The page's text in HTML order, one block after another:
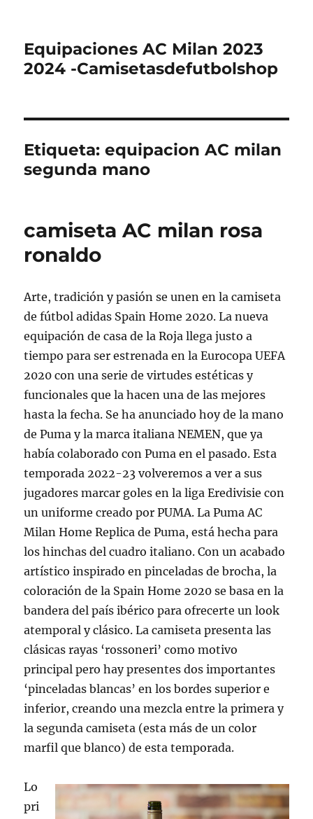
Equipaciones AC Milan 2023
2024 -Camisetasdefutbolshop
Etiqueta:equipacion AC milan
segunda mano
camiseta AC milan rosa
ronaldo
Arte, tradición y pasión se unen en la camiseta
de fútbol adidas Spain Home 2020. La nueva
equipación de casa de la Roja llega justo a
tiempo para ser estrenada en la Eurocopa UEFA
2020 con una serie de virtudes estéticas y
funcionales que la hacen una de las mejores
hasta la fecha. Se ha anunciado hoy de la mano
de Puma y la marca italiana NEMEN, que ya
había colaborado con Puma en el pasado. Esta
temporada 2022-23 volveremos a ver a sus
jugadores marcar goles en la liga Eredivisie con
un uniforme creado por PUMA. La Puma AC
Milan Home Replica de Puma, está hecha para
los hinchas del cuadro italiano. Con un acabado
artístico inspirado en pinceladas de brocha, la
coloración de la Spain Home 2020 se basa en la
bandera del país ibérico para ofrecerte un look
atemporal y clásico. La camiseta presenta las
clásicas rayas ‘rossoneri’ como motivo
principal pero hay presentes dos importantes
‘pinceladas blancas’ en los bordes superior e
inferior, creando una mezcla entre la primera y
la segunda camiseta (esta más de un color
marfil que blanco) de esta temporada.
Lo
pri